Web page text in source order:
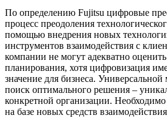
По определению Fujitsu цифровые
процесс преодоления
помощью внедрения новых
инструментов взаимодействия с
компании не могут адекватно
планирования, хотя цифровизация
значение для бизнеса. Универсальной
поиск оптимального решения –
конкретной организации.
на базе новых средств